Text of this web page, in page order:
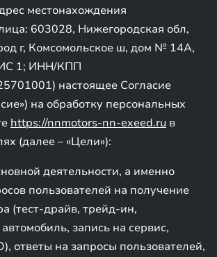
местонахождения
603028, Нижегородская обл,
г, Комсомольское ш, дом № 14А,
1; ИНН/КПП
настоящее Согласие
на обработку персональных
https://nnmotors-nn-exeed.ru в
(далее – «Цели»):
деятельности, а именно
пользователей на получение
(тест-драйв, трейд-ин,
запись на сервис,
ответы на запросы пользователей,